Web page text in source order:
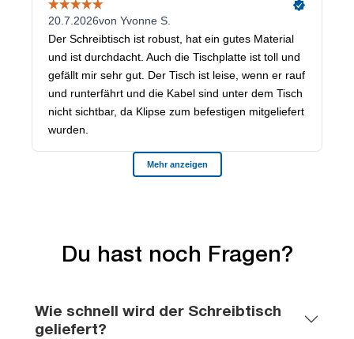
Du hast noch Fragen?
Wie schnell wird der Schreibtisch
geliefert?